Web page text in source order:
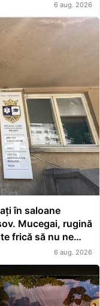
36 de ani?”6 aug. 2026
în saloane
Mucegai, rugină
frică să nu ne
6 aug. 2026